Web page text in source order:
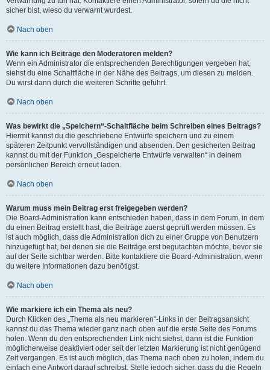
sicher bist, wieso du verwarnt wurdest.
Nach oben
Wie kann ich Beiträge den Moderatoren melden?
Wenn ein Administrator die entsprechenden Berechtigungen vergeben hat,
siehst du eine Schaltfläche in der Nähe des Beitrags, um diesen zu melden.
Du wirst dann durch die weiteren Schritte geführt.
Nach oben
Was bewirkt die „Speichern“-Schaltfläche beim Schreiben eines Beitrags?
Hiermit kannst du die geschriebene Entwürfe speichern und zu einem
späteren Zeitpunkt vervollständigen und absenden. Den gesicherten Beitrag
kannst du mit der Funktion „Gespeicherte Entwürfe verwalten“ in deinem
persönlichen Bereich erneut laden.
Nach oben
Warum muss mein Beitrag erst freigegeben werden?
Die Board-Administration kann entschieden haben, dass in dem Forum, in dem
du einen Beitrag erstellt hast, die Beiträge zuerst geprüft werden müssen. Es
ist auch möglich, dass die Administration dich zu einer Gruppe von Benutzern
hinzugefügt hat, bei denen sie die Beiträge erst begutachten möchte, bevor sie
auf der Seite sichtbar werden. Bitte kontaktiere die Board-Administration, wenn
du weitere Informationen dazu benötigst.
Nach oben
Wie markiere ich ein Thema als neu?
Durch Klicken des „Thema als neu markieren“-Links in der Beitragsansicht
kannst du das Thema wieder ganz nach oben auf die erste Seite des Forums
holen. Wenn du den entsprechenden Link nicht siehst, dann ist die Funktion
möglicherweise deaktiviert oder seit der letzten Markierung ist nicht genügend
Zeit vergangen. Es ist auch möglich, das Thema nach oben zu holen, indem du
einfach eine Antwort darauf schreibst. Stelle jedoch sicher, dass du die Regeln